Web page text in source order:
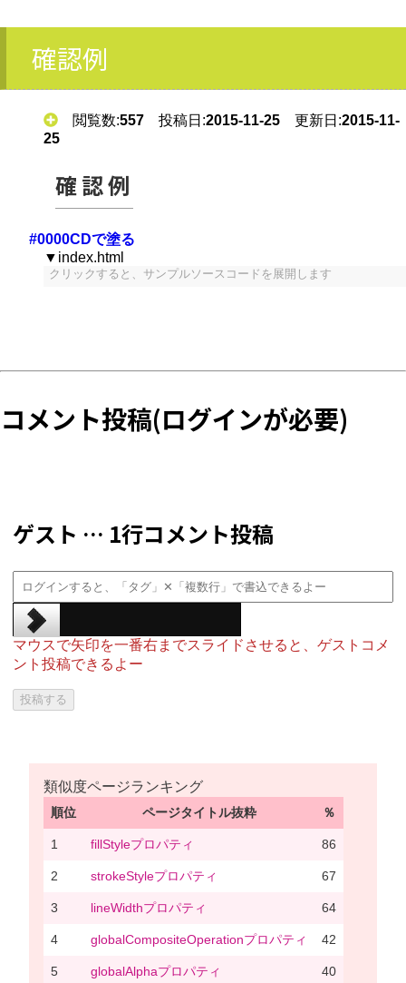
確認例
閲覧数:557 投稿日:2015-11-25 更新日:2015-11-
25
確認例
#0000CDで塗る
▼index.html
クリックすると、サンプルソースコードを展開します
コメント投稿(ログインが必要)
ゲスト … 1行コメント投稿
マウスで矢印を一番右までスライドさせると、ゲストコメ
ント投稿できるよー
類似度ページランキング
順位 ページタイトル抜粋 ％
1 fillStyleプロパティ 86
2 strokeStyleプロパティ 67
3 lineWidthプロパティ 64
4 globalCompositeOperationプロパティ 42
5 globalAlphaプロパティ 40